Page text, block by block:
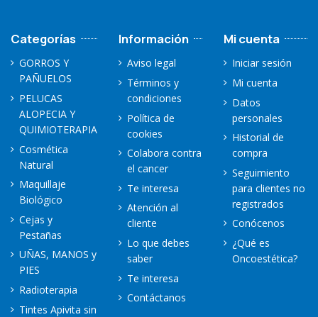
Categorías
GORROS Y
PAÑUELOS
PELUCAS
ALOPECIA Y
QUIMIOTERAPIA
Cosmética
Natural
Maquillaje
Biológico
Cejas y
Pestañas
UÑAS, MANOS y
PIES
Radioterapia
Tintes Apivita sin
Información
Aviso legal
Términos y
condiciones
Política de
cookies
Colabora contra
el cancer
Te interesa
Atención al
cliente
Lo que debes
saber
Te interesa
Contáctanos
Mi cuenta
Iniciar sesión
Mi cuenta
Datos
personales
Historial de
compra
Seguimiento
para clientes no
registrados
Conócenos
¿Qué es
Oncoestética?